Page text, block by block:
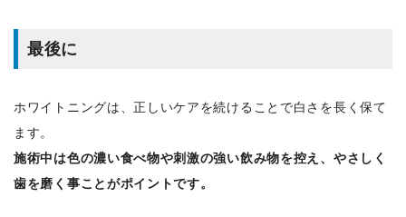
最後に
ホワイトニングは、正しいケアを続けることで白さを長く保て
ます。
施術中は色の濃い食べ物や刺激の強い飲み物を控え、やさしく
歯を磨く事ことがポイントです。